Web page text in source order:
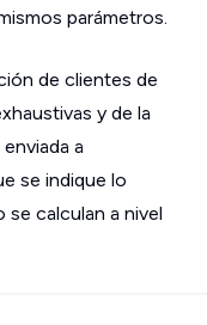
parámetros.
de clientes de
y de la
a
se indique lo
calculan a nivel